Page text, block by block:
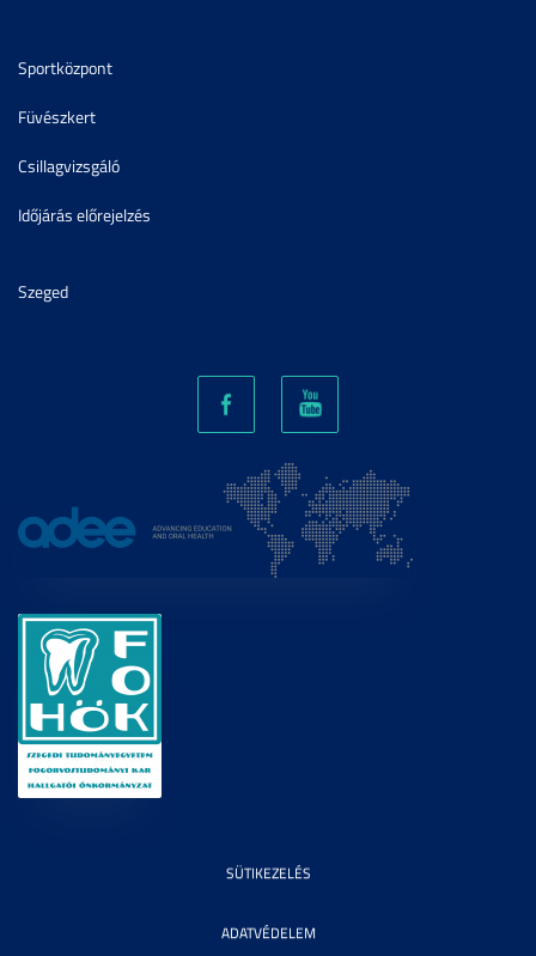
Sportközpont
Füvészkert
Csillagvizsgáló
Időjárás előrejelzés
Szeged
SÜTIKEZELÉS
ADATVÉDELEM